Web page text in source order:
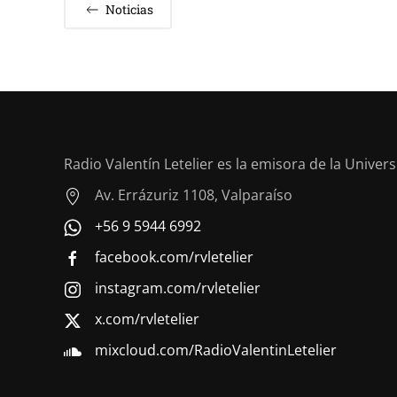
Noticias
Radio Valentín Letelier es la emisora de la
Av. Errázuriz 1108, Valparaíso
+56 9 5944 6992
facebook.com/rvletelier
instagram.com/rvletelier
x.com/rvletelier
mixcloud.com/RadioValentinLetelier